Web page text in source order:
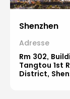
Shenzhen
Adresse
Rm 302,
Tangtou 1st
District,